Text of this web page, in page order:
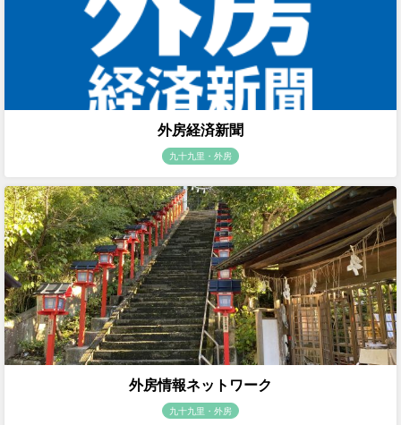
外房経済新聞
九十九里・外房
外房情報ネットワーク
九十九里・外房